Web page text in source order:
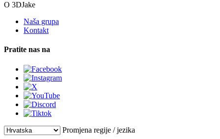
O 3DJake
Naša grupa
Kontakt
Pratite nas na
Promjena regije / jezika